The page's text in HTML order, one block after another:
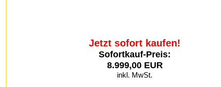
Jetzt sofort kaufen!
Sofortkauf-Preis:
8.999,00 EUR
inkl. MwSt.